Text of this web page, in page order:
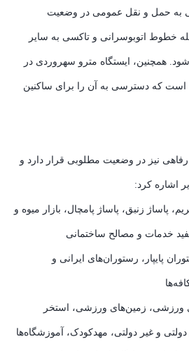
به حمل و نقل عمومی در وضعیت
خطوط اتوبوسرانی و تاکسی به سایر
همچنین، ایستگاه مترو سهروردی در
است که دسترسی به آن را برای ساکنین
رفاهی نیز در وضعیت مطلوبی قرار دارد و
اشاره کرد:
پاساژ زنبق، پاساژ پامچال، بازار میوه و
خدمات و مصالح ساختمانی
پایپار، رستوران‌های ایرانی و
ورزشی، زمین‌های ورزشی، استخر
و غیر دولتی، مهدکودک، آموزشگاه‌ها